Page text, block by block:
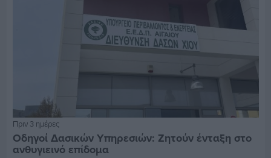
Πριν 3 ημέρες
Οδηγοί Δασικών Υπηρεσιών: Ζητούν ένταξη στο
ανθυγιεινό επίδομα